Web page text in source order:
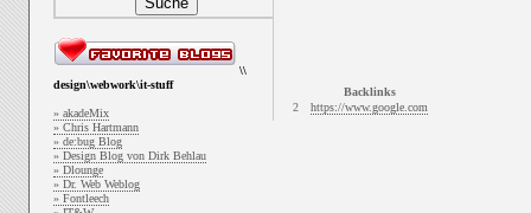
\\
design\webwork\it-stuff
» akadeMix
» Chris Hartmann
» de:bug Blog
» Design Blog von Dirk Behlau
» Dlounge
» Dr. Web Weblog
» Fontleech
Backlinks
2
https://www.google.com